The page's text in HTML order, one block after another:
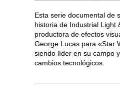
Esta serie documental de
historia de Industrial Light
productora de efectos
George Lucas para «Star
siendo líder en su campo
cambios tecnológicos.